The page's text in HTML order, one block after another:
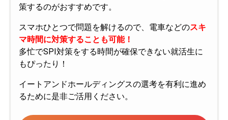
策するのがおすすめです。
スマホひとつで問題を解けるので、電車などのスキ
マ時間に対策することも可能！
多忙でSPI対策をする時間が確保できない就活生に
もぴったり！
イートアンドホールディングスの選考を有利に進め
るために是非ご活用ください。